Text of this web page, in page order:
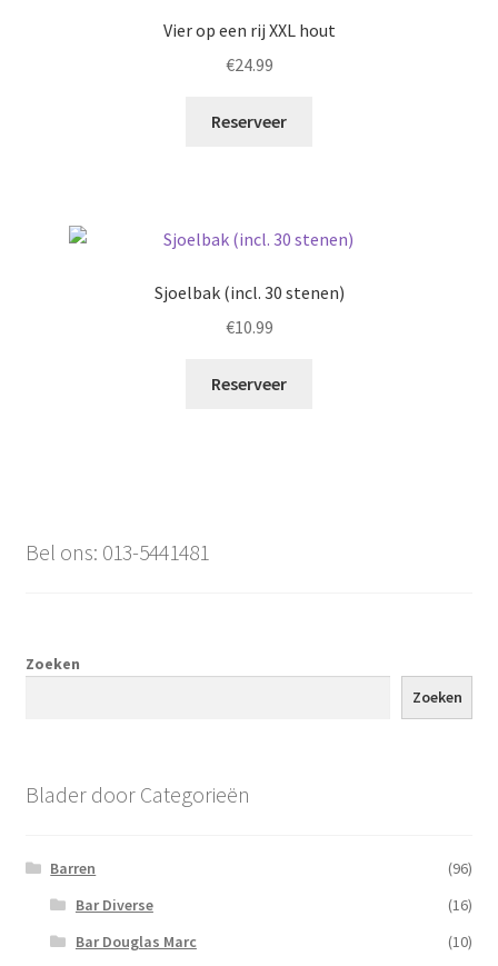
Vier op een rij XXL hout
€24.99
Reserveer
Sjoelbak (incl. 30 stenen)
€10.99
Reserveer
Bel ons: 013-5441481
Zoeken
Zoeken
Blader door Categorieën
Barren
(96)
Bar Diverse
(16)
Bar Douglas Marc
(10)